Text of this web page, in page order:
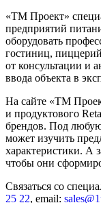
«ТМ Проект»
предприятий
оборудовать
гостиниц,
от консультации и
ввода объекта в
На сайте «ТМ
и продуктового
брендов. Под
может изучить
характеристики. А
чтобы они
Связаться со
25 22, email: